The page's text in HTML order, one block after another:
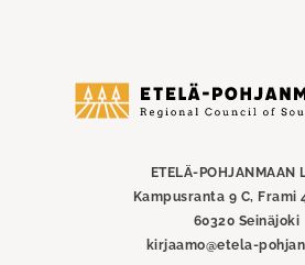
Etelä-
ETELÄ-POHJANMAAN
Kampusranta 9 C, Frami
60320 Seinäjoki
kirjaamo@etela-